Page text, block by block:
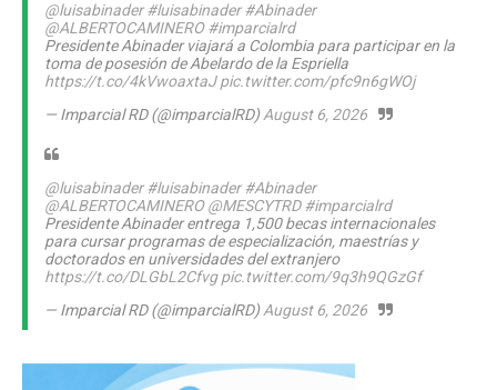
@luisabinader #luisabinader #Abinader
@ALBERTOCAMINERO #imparcialrd
Presidente Abinader viajará a Colombia para participar en la
toma de posesión de Abelardo de la Espriella
https://t.co/4kVwoaxtaJ pic.twitter.com/pfc9n6gWOj
— Imparcial RD (@imparcialRD)August 6, 2026
@luisabinader #luisabinader #Abinader
@ALBERTOCAMINERO @MESCYTRD #imparcialrd
Presidente Abinader entrega 1,500 becas internacionales
para cursar programas de especialización, maestrías y
doctorados en universidades del extranjero
https://t.co/DLGbL2Cfvg pic.twitter.com/9q3h9QGzGf
— Imparcial RD (@imparcialRD)August 6, 2026